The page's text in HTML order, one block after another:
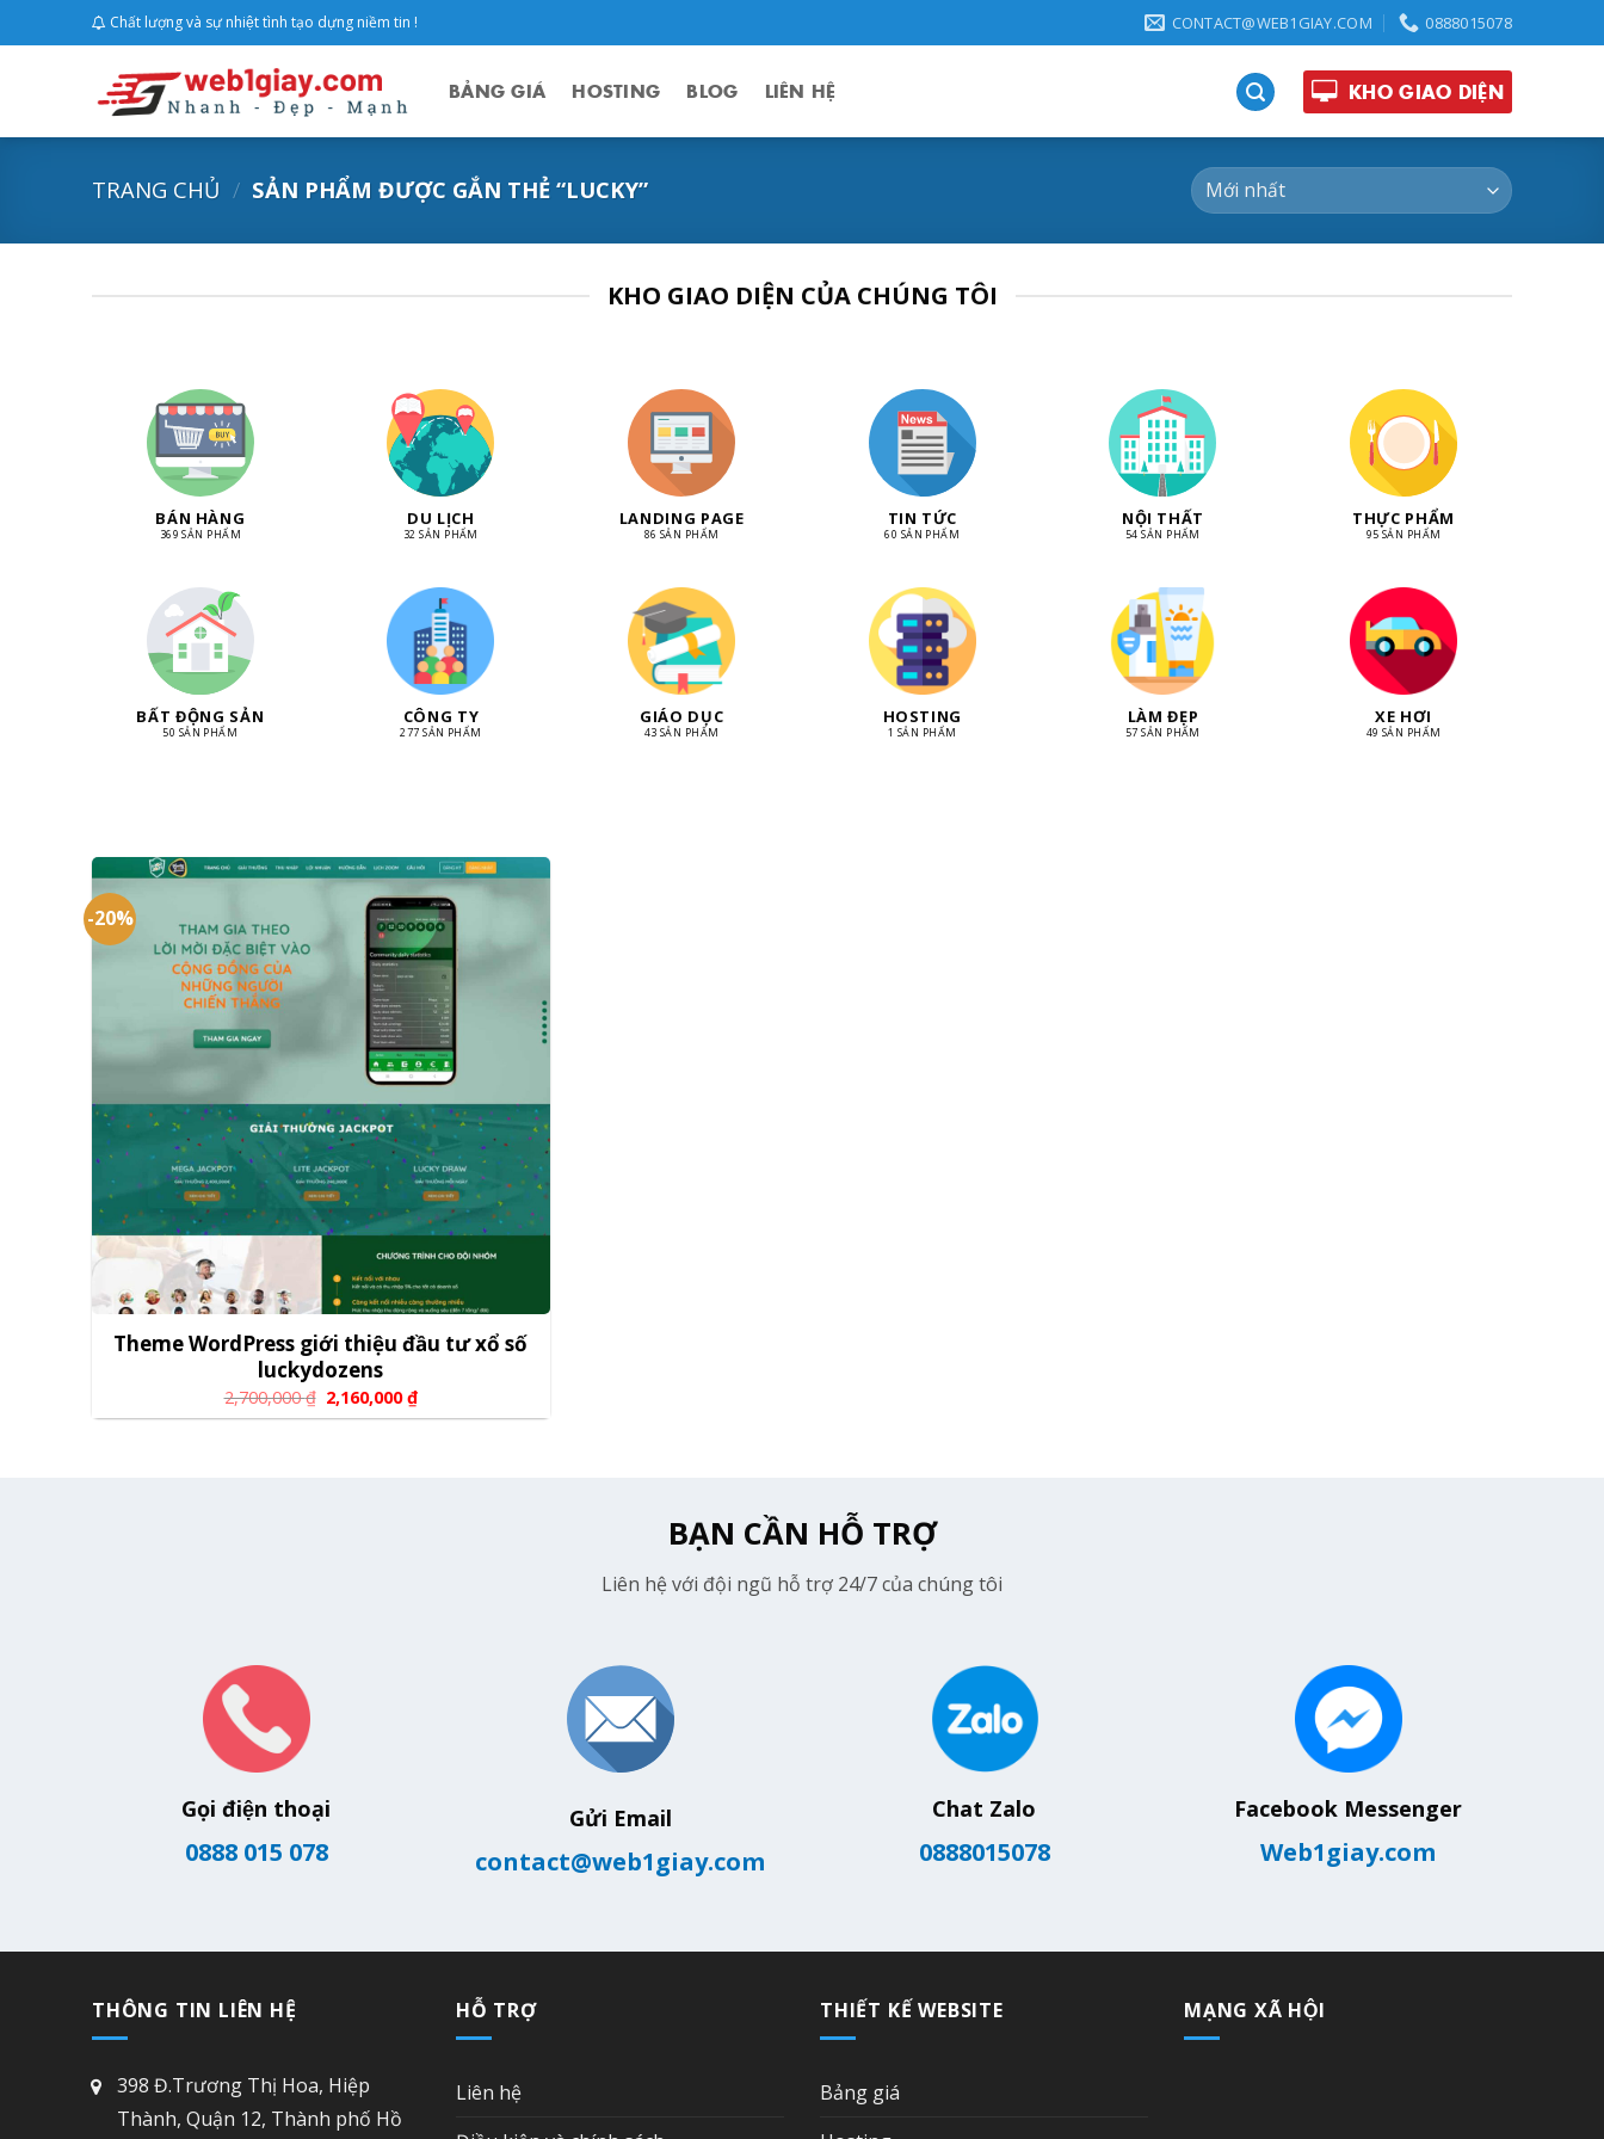
to
Chất lượng và sự nhiệt tình tạo dựng niềm tin ! CONTACT@WEB1GIAY.COM 0888015078
BẢNG GIÁ HOSTING BLOG LIÊN HỆ KHO GIAO DIỆN
TRANG CHỦ / SẢN PHẨM ĐƯỢC GẮN THẺ “LUCKY”
KHO GIAO DIỆN CỦA CHÚNG TÔI
BÁN HÀNG
369 SẢN PHẨM
DU LỊCH
32 SẢN PHẨM
LANDING PAGE
86 SẢN PHẨM
TIN TỨC
60 SẢN PHẨM
NỘI THẤT
54 SẢN PHẨM
THỰC PHẨM
95 SẢN PHẨM
BẤT ĐỘNG SẢN
50 SẢN PHẨM
CÔNG TY
277 SẢN PHẨM
GIÁO DỤC
43 SẢN PHẨM
HOSTING
1 SẢN PHẨM
LÀM ĐẸP
57 SẢN PHẨM
XE HƠI
49 SẢN PHẨM
-20%
Theme WordPress giới thiệu đầu tư xổ số
luckydozens
2,700,000₫ 2,160,000₫
BẠN CẦN HỖ TRỢ
Liên hệ với đội ngũ hỗ trợ 24/7 của chúng tôi
Gọi điện thoại
0888 015 078
Gửi Email
contact@web1giay.com
Chat Zalo
0888015078
Facebook Messenger
Web1giay.com
THÔNG TIN LIÊN HỆ
398 Đ.Trương Thị Hoa, Hiệp
Thành, Quận 12, Thành phố Hồ
HỖ TRỢ
Liên hệ
THIẾT KẾ WEBSITE
Bảng giá
MẠNG XÃ HỘI